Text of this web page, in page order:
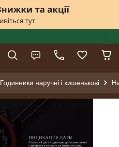
Годинники наручні і кишенькові